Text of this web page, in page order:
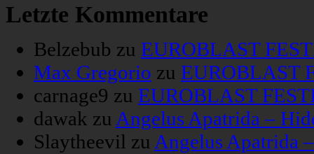
Letzte Kommentare
Belzebub zu EUROBLAST
Max Gregorio zu EUROBLAST
carnage9 zu EUROBLAST
dawak zu Angelus Apatrida –
Slaytheevil zu Angelus Apatrida